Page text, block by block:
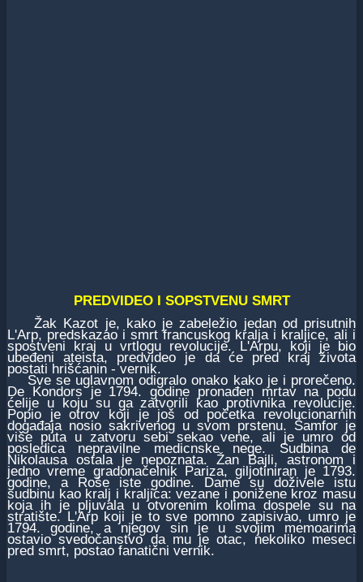
PREDVIDEO I SOPSTVENU SMRT
Žak Kazot je, kako je zabeležio jedan od prisutnih
L'Arp, predskazao i smrt francuskog kralja i kraljice, ali i
spostveni kraj u vrtlogu revolucije. L'Arpu, koji je bio
ubeđeni ateista, predvideo je da će pred kraj života
postati hrišćanin - vernik.
Sve se uglavnom odigralo onako kako je i prorečeno.
De Kondors je 1794. godine pronađen mrtav na podu
ćelije u koju su ga zatvorili kao protivnika revolucije.
Popio je otrov koji je još od početka revolucionarnih
događaja nosio sakrivenog u svom prstenu. Šamfor je
više puta u zatvoru sebi sekao vene, ali je umro od
posledica nepravilne medicnske nege. Sudbina de
Nikolausa ostala je nepoznata. Žan Bajli, astronom i
jedno vreme gradonačelnik Pariza, giljotiniran je 1793.
godine, a Roše iste godine. Dame su doživele istu
sudbinu kao kralj i kraljica: vezane i ponižene kroz masu
koja ih je pljuvala u otvorenim kolima dospele su na
stratište. L'Arp koji je to sve pomno zapisivao, umro je
1794. godine, a njegov sin je u svojim memoarima
ostavio svedočanstvo da mu je otac, nekoliko meseci
pred smrt, postao fanatični vernik.